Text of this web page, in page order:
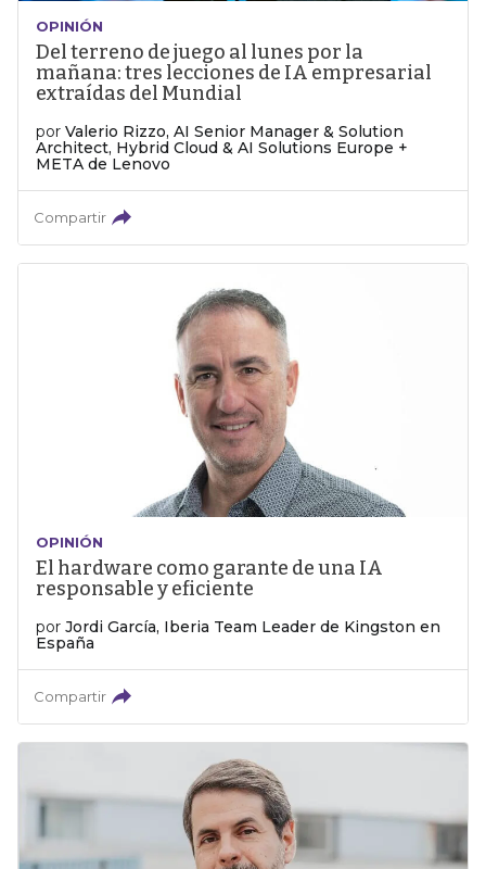
OPINIÓN
Del terreno de juego al lunes por la
mañana: tres lecciones de IA empresarial
extraídas del Mundial
por Valerio Rizzo, AI Senior Manager & Solution
Architect, Hybrid Cloud & AI Solutions Europe +
META de Lenovo
Compartir
OPINIÓN
El hardware como garante de una IA
responsable y eficiente
por Jordi García, Iberia Team Leader de Kingston en
España
Compartir